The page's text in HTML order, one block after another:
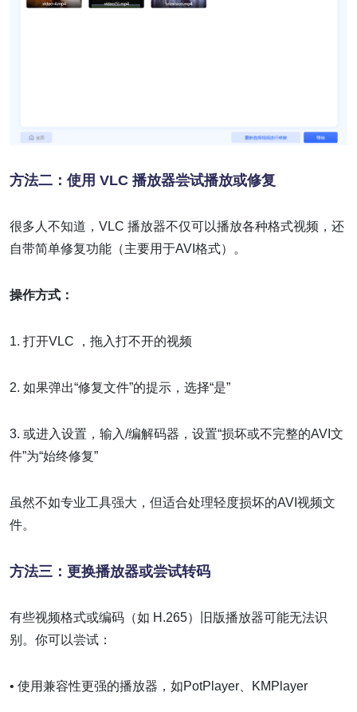
方法二：使用 VLC 播放器尝试播放或修复
很多人不知道，VLC 播放器不仅可以播放各种格式视频，还
自带简单修复功能（主要用于AVI格式）。
操作方式：
1. 打开VLC ，拖入打不开的视频
2. 如果弹出“修复文件”的提示，选择“是”
3. 或进入设置，输入/编解码器，设置“损坏或不完整的AVI文
件”为“始终修复”
虽然不如专业工具强大，但适合处理轻度损坏的AVI视频文
件。
方法三：更换播放器或尝试转码
有些视频格式或编码（如 H.265）旧版播放器可能无法识
别。你可以尝试：
• 使用兼容性更强的播放器，如PotPlayer、KMPlayer